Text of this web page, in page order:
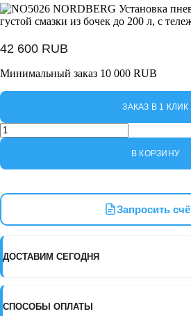
42 600 RUB
Минимальный заказ 10 000 RUB
ЗАКАЗ В 1 КЛИК
Количество
товара
NORDBERG
пневматическая
для
густой
смазки
из
бочек
до
200
л,
В КОРЗИНУ
Запросить
ДОСТАВИМ СЕГОДНЯ
СПОСОБЫ ОПЛАТЫ